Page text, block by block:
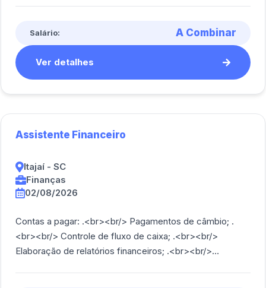
Salário: A Combinar
Ver detalhes
Assistente Financeiro
Itajaí - SC
Finanças
02/08/2026
Contas a pagar: .<br><br/> Pagamentos de câmbio; .
<br><br/> Controle de fluxo de caixa; .<br><br/>
Elaboração de relatórios financeiros; .<br><br/>